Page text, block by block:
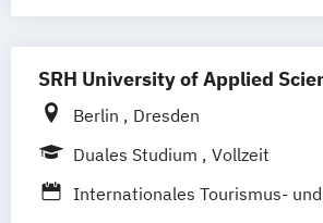
Augsburg Bielefeld
Dresden Duisburg Karlsruhe
Mainz Münster Stuttgart
deutschlandweit
SRH University of Applied
Berlin
Dresden
Duales Studium
Vollzeit
Internationales Tourismus- und